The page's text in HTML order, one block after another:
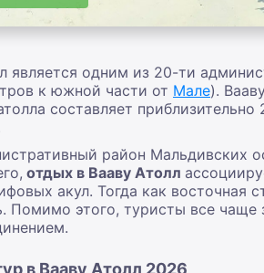
является одним из 20-ти
к южной части от Мале).
составляет
район Мальдивских
отдых в Вааву Атолл
акул. Тогда как восточная
Помимо этого, туристы все чаще
в Вааву Атолл 2026